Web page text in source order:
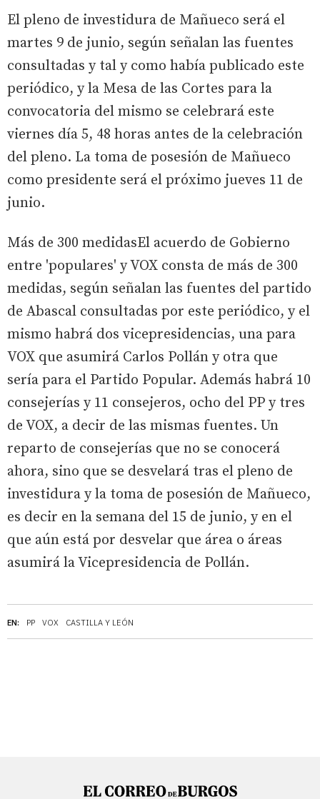
EN: PP VOX CASTILLA Y LEÓN
El pleno de investidura de Mañueco será el
martes 9 de junio, según señalan las fuentes
consultadas y tal y como había publicado este
periódico, y la Mesa de las Cortes para la
convocatoria del mismo se celebrará este
viernes día 5, 48 horas antes de la celebración
del pleno. La toma de posesión de Mañueco
como presidente será el próximo jueves 11 de
junio.
Más de 300 medidasEl acuerdo de Gobierno
entre 'populares' y VOX consta de más de 300
medidas, según señalan las fuentes del partido
de Abascal consultadas por este periódico, y el
mismo habrá dos vicepresidencias, una para
VOX que asumirá Carlos Pollán y otra que
sería para el Partido Popular. Además habrá 10
consejerías y 11 consejeros, ocho del PP y tres
de VOX, a decir de las mismas fuentes. Un
reparto de consejerías que no se conocerá
ahora, sino que se desvelará tras el pleno de
investidura y la toma de posesión de Mañueco,
es decir en la semana del 15 de junio, y en el
que aún está por desvelar que área o áreas
asumirá la Vicepresidencia de Pollán.